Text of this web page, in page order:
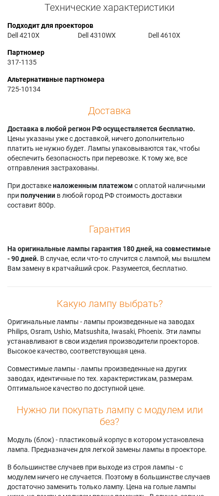
Технические характеристики
Подходит для проекторов
Dell 4210X
Dell 4310WX Dell 4610X
Партномер
317-1135
Альтернативные партномера
725-10134
Доставка
Доставка в любой регион РФ осуществляется бесплатно.
Цены указаны уже с доставкой, ничего дополнительно
платить не нужно будет. Лампы упаковываются так, чтобы
обеспечить безопасность при перевозке. К тому же, все
отправления застрахованы.
При доставкеналоженным платежом с оплатой наличными
при получении в любой город РФ стоимость доставки
составит 800р.
Гарантия
На оригинальные лампы гарантия 180 дней, на совместимые
- 90 дней. В случае, если что-то случится с лампой, мы вышлем
Вам замену в кратчайший срок. Разумеется, бесплатно.
Какую лампу выбрать?
Оригинальные лампы - лампы произведенные на заводах
Philips, Osram, Ushio, Matsushita, Iwasaki, Phoenix. Эти лампы
устанавливают в свои изделия производители проекторов.
Высокое качество, соответствующая цена.
Совместимые лампы - лампы произведенные на других
заводах, идентичные по тех. характеристикам, размерам.
Оптимальное качество по доступной цене.
Нужно ли покупать лампу с модулем или
без?
Модуль (блок) - пластиковый корпус в котором установлена
лампа. Предназначен для легкой замены лампы в проекторе.
В большинстве случаев при выходе из строя лампы - с
модулем ничего не случается. Поэтому в большинстве случаев
достаточно заменить только лампу. Цена на голые лампы